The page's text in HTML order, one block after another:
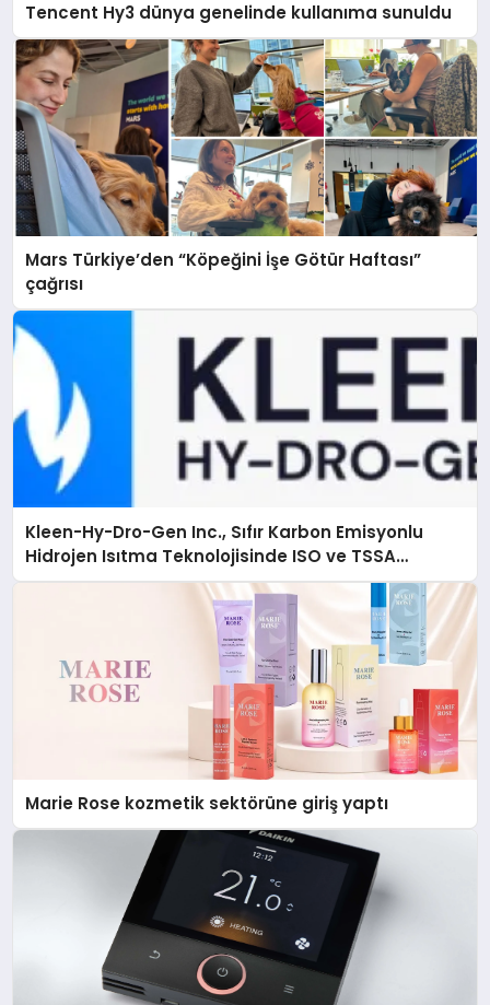
Tencent Hy3 dünya genelinde kullanıma sunuldu
Mars Türkiye’den “Köpeğini İşe Götür Haftası”
çağrısı
Kleen-Hy-Dro-Gen Inc., Sıfır Karbon Emisyonlu
Hidrojen Isıtma Teknolojisinde ISO ve TSSA
Düzenleyici Onaylarını Aldı
Marie Rose kozmetik sektörüne giriş yaptı